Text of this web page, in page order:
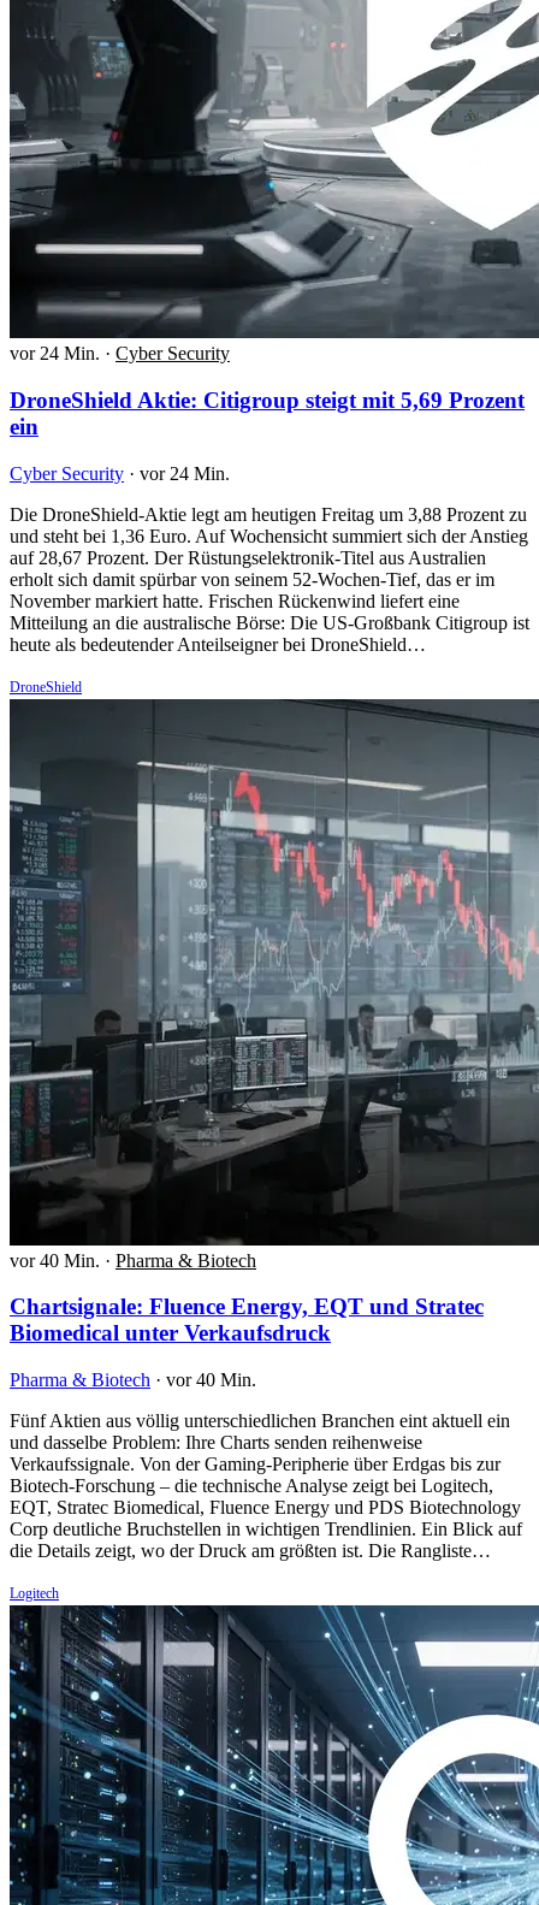
vor 24 Min. · Cyber Security
DroneShield Aktie: Citigroup steigt mit 5,69 Prozent
ein
Cyber Security · vor 24 Min.
Die DroneShield-Aktie legt am heutigen Freitag um 3,88 Prozent zu
und steht bei 1,36 Euro. Auf Wochensicht summiert sich der Anstieg
auf 28,67 Prozent. Der Rüstungselektronik-Titel aus Australien
erholt sich damit spürbar von seinem 52-Wochen-Tief, das er im
November markiert hatte. Frischen Rückenwind liefert eine
Mitteilung an die australische Börse: Die US-Großbank Citigroup ist
heute als bedeutender Anteilseigner bei DroneShield…
DroneShield
vor 40 Min. · Pharma & Biotech
Chartsignale: Fluence Energy, EQT und Stratec
Biomedical unter Verkaufsdruck
Pharma & Biotech · vor 40 Min.
Fünf Aktien aus völlig unterschiedlichen Branchen eint aktuell ein
und dasselbe Problem: Ihre Charts senden reihenweise
Verkaufssignale. Von der Gaming-Peripherie über Erdgas bis zur
Biotech-Forschung – die technische Analyse zeigt bei Logitech,
EQT, Stratec Biomedical, Fluence Energy und PDS Biotechnology
Corp deutliche Bruchstellen in wichtigen Trendlinien. Ein Blick auf
die Details zeigt, wo der Druck am größten ist. Die Rangliste…
Logitech